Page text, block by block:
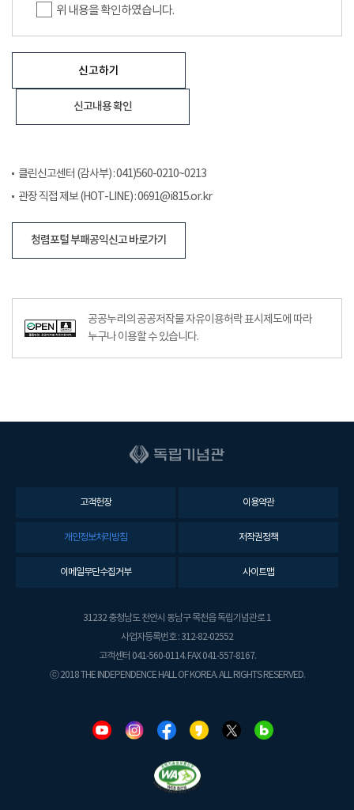
위 내용을 확인하였습니다.
신고하기
신고내용 확인
클린신고센터 (감사부) : 041)560-0210~0213
관장 직접 제보 (HOT-LINE) : 0691@i815.or.kr
청렴포털 부패공익신고 바로가기
공공누리의 공공저작물 자유이용허락 표시제도에 따라
누구나 이용할 수 있습니다.
고객헌장 이용약관
개인정보처리방침 저작권정책
이메일무단수집거부 사이트맵
31232 충청남도 천안시 동남구 목천읍 독립기념관로 1
사업자등록번호 : 312-82-02552
고객센터 041-560-0114. FAX 041-557-8167.
ⓒ 2018 THE INDEPENDENCE HALL OF KOREA. ALL RIGHTS RESERVED.